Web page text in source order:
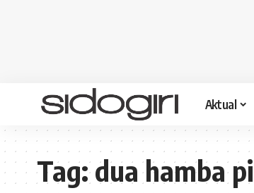
Aktual
Tag:dua hamba